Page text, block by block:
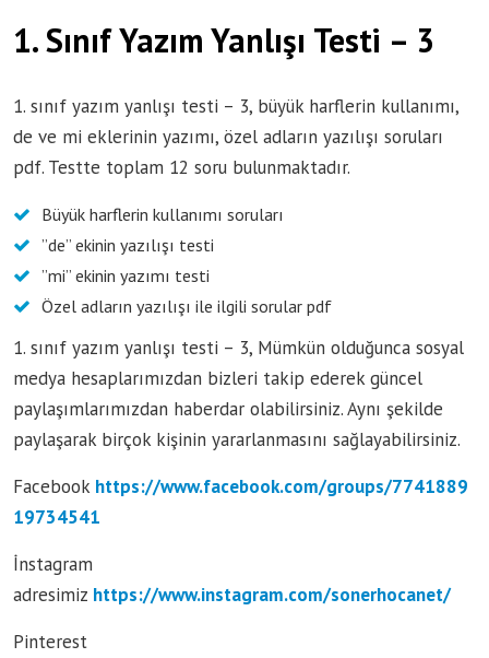
1. Sınıf Yazım Yanlışı Testi – 3
1. sınıf yazım yanlışı testi – 3, büyük harflerin kullanımı,
de ve mi eklerinin yazımı, özel adların yazılışı soruları
pdf. Testte toplam 12 soru bulunmaktadır.
Büyük harflerin kullanımı soruları
”de” ekinin yazılışı testi
”mi” ekinin yazımı testi
Özel adların yazılışı ile ilgili sorular pdf
1. sınıf yazım yanlışı testi – 3, Mümkün olduğunca sosyal
medya hesaplarımızdan bizleri takip ederek güncel
paylaşımlarımızdan haberdar olabilirsiniz. Aynı şekilde
paylaşarak birçok kişinin yararlanmasını sağlayabilirsiniz.
Facebook https://www.facebook.com/groups/7741889
19734541
İnstagram
adresimiz https://www.instagram.com/sonerhocanet/
Pinterest